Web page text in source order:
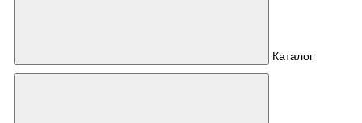
Каталог